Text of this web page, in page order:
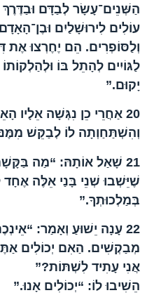
הַשְּׁנֵים־עָשָׂר לְבַדָּם
עוֹלִים לִירוּשָׁלַיִם
וְלַסּוֹפְרִים. הֵם יֶחֶרְצוּ אֶת
לַגּוֹיִים לְהָתֵל בּוֹ
יָקוּם.”
20 אַחֲרֵי כֵן נִגְּשָׁה אֵלָיו
וְהִשְׁתַּחַוְתָה לוֹ לְבַקֵּשׁ
21 שָׁאַל אוֹתָהּ: “מַה
שֶׁיֵּשְׁבוּ שְׁנֵי בָּנַי אֵלֶּה
בְּמַלְכוּתְךָ.”
22 עָנָה יֵשׁוּעַ וְאָמַר:
מְבַקְשִׁים. הַאִם יְכוֹלִים
אֲנִי עָתִיד לִשְׁתּוֹת?”
הֵשִׁיבוּ לוֹ: “יְכוֹלִים אָנוּ.”